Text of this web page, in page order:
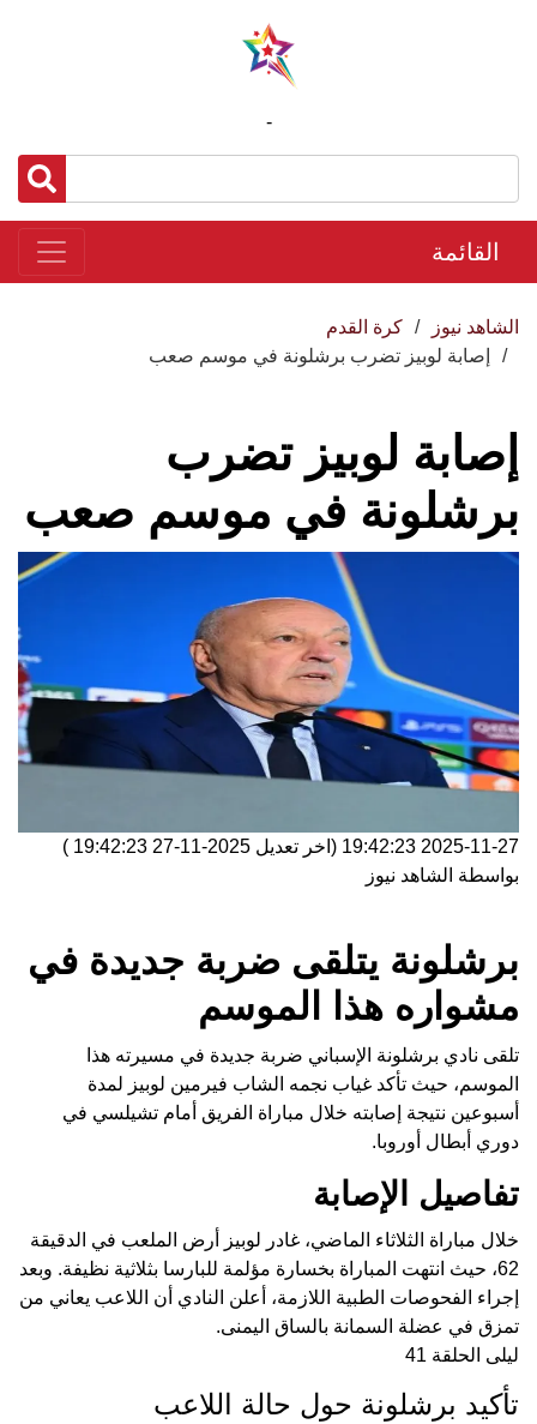
-
القائمة
الشاهد نيوز
كرة القدم
إصابة لوبيز تضرب برشلونة في موسم صعب
إصابة لوبيز تضرب
برشلونة في موسم صعب
2025-11-27 19:42:23 (اخر تعديل 2025-11-27 19:42:23
)
بواسطة الشاهد نيوز
برشلونة يتلقى ضربة جديدة في
مشواره هذا الموسم
تلقى نادي برشلونة الإسباني ضربة جديدة في مسيرته هذا
الموسم، حيث تأكد غياب نجمه الشاب فيرمين لوبيز لمدة
أسبوعين نتيجة إصابته خلال مباراة الفريق أمام تشيلسي في
دوري أبطال أوروبا.
تفاصيل الإصابة
خلال مباراة الثلاثاء الماضي، غادر لوبيز أرض الملعب في الدقيقة
62، حيث انتهت المباراة بخسارة مؤلمة للبارسا بثلاثية نظيفة. وبعد
إجراء الفحوصات الطبية اللازمة، أعلن النادي أن اللاعب يعاني من
تمزق في عضلة السمانة بالساق اليمنى.
ليلى الحلقة 41
تأكيد برشلونة حول حالة اللاعب